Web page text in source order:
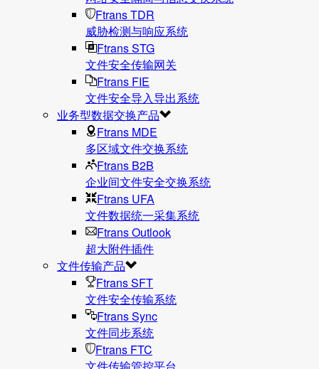
Ftrans TDR
威胁检测与响应系统
Ftrans STG
文件安全传输网关
Ftrans FIE
文件安全导入导出系统
业务型数据交换产品
Ftrans MDE
多区域文件交换系统
Ftrans B2B
企业间文件安全交换系统
Ftrans UFA
文件数据统⼀采集系统
Ftrans Outlook
超大附件插件
文件传输产品
Ftrans SFT
文件安全传输系统
Ftrans Sync
文件同步系统
Ftrans FTC